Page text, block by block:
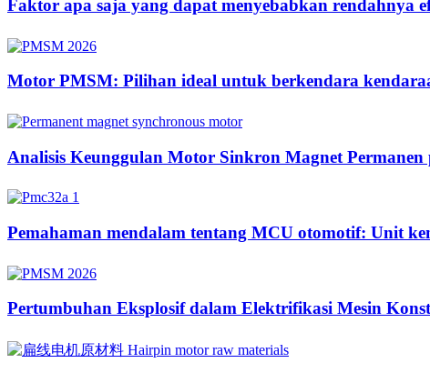
Faktor apa saja yang dapat menyebabkan rendahnya
Motor PMSM: Pilihan ideal untuk berkendara
Analisis Keunggulan Motor Sinkron Magnet
Pemahaman mendalam tentang MCU otomotif: Unit
Pertumbuhan Eksplosif dalam Elektrifikasi Mesin